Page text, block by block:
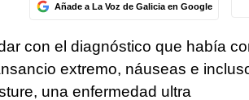
Añade a La Voz de Galicia en Google
con el diagnóstico que había
extremo, náuseas e
una enfermedad ultra